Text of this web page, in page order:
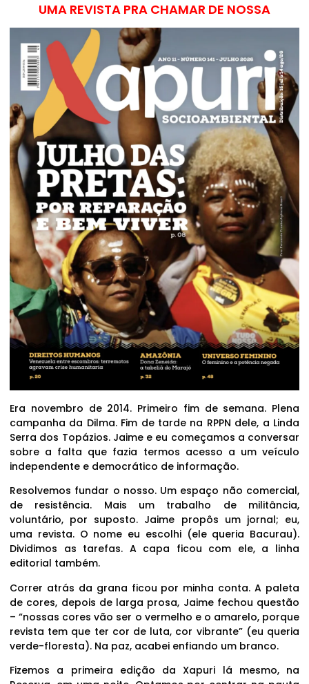
UMA REVISTA PRA CHAMAR DE NOSSA
Era novembro de 2014. Primeiro fim de semana. Plena
campanha da Dilma. Fim de tarde na RPPN dele, a Linda
Serra dos Topázios. Jaime e eu começamos a conversar
sobre a falta que fazia termos acesso a um veículo
independente e democrático de informação.
Resolvemos fundar o nosso. Um espaço não comercial,
de resistência. Mais um trabalho de militância,
voluntário, por suposto. Jaime propôs um jornal; eu,
uma revista. O nome eu escolhi (ele queria Bacurau).
Dividimos as tarefas. A capa ficou com ele, a linha
editorial também.
Correr atrás da grana ficou por minha conta. A paleta
de cores, depois de larga prosa, Jaime fechou questão
– “nossas cores vão ser o vermelho e o amarelo, porque
revista tem que ter cor de luta, cor vibrante” (eu queria
verde-floresta). Na paz, acabei enfiando um branco.
Fizemos a primeira edição da Xapuri lá mesmo, na